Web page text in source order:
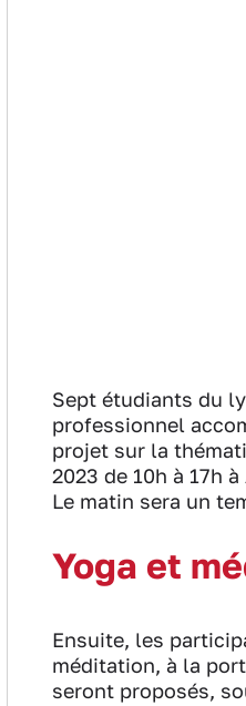
Sept étudiants du
professionnel
projet sur la
2023 de 10h à 17h
Le matin sera un
Yoga et
Ensuite, les
méditation, à la
seront proposés,